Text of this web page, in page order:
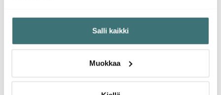
Jos sallit, haluamme myös tehdä seuraavia:
Kerätä tietoja maantieteellisestä sijainnistasi,
mahdollisesti muutaman metrin tarkkuudella
aktiivisesti (sormenjäljen muodostaminen)
tiedot-osiossa
Salli kaikki
Muokkaa
Muumilaaksoa.
Odottamatonta ystävyyttä juhlitaan